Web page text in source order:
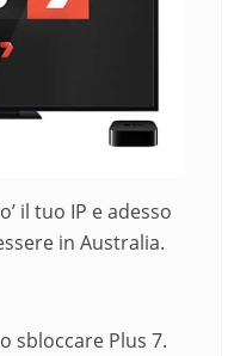
il tuo IP e adesso
in Australia.
sbloccare Plus 7.